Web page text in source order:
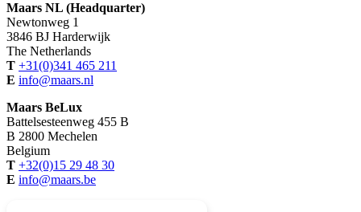
Maars NL (Headquarter)
Newtonweg 1
3846 BJ Harderwijk
The Netherlands
T +31(0)341 465 211
E info@maars.nl
Maars BeLux
Battelsesteenweg 455 B
B 2800 Mechelen
Belgium
T +32(0)15 29 48 30
E info@maars.be